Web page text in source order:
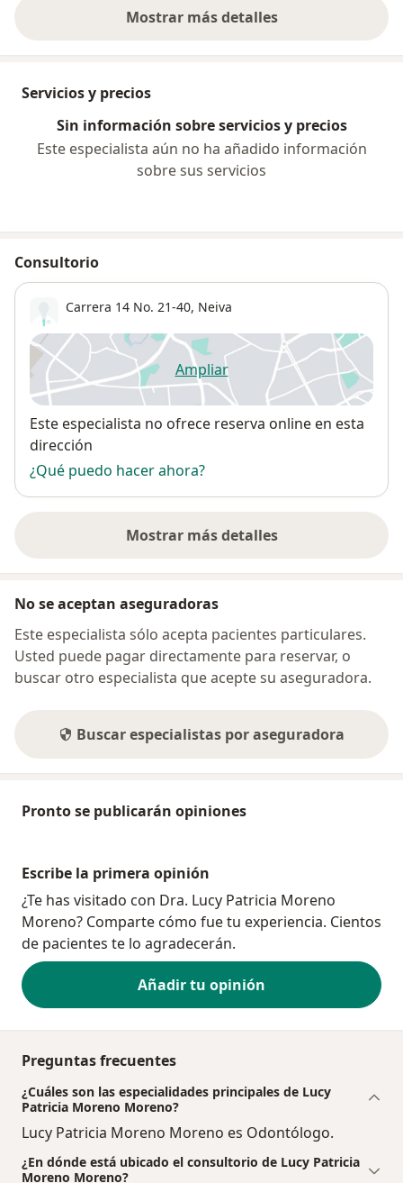
Mostrar más detalles
sobre la experiencia
Servicios y precios
Sin información sobre servicios y precios
Este especialista aún no ha añadido información
sobre sus servicios
Consultorio
Carrera 14 No. 21-40, Neiva
Ampliarse abre en una nueva
Disponibilidad
Este especialista no ofrece reserva online en esta
dirección
¿Qué puedo hacer ahora?
Mostrar más detalles
sobre la dirección
No se aceptan aseguradoras
Este especialista sólo acepta pacientes particulares.
Usted puede pagar directamente para reservar, o
buscar otro especialista que acepte su aseguradora.
Buscar especialistas por aseguradora
Pronto se publicarán opiniones
Escribe la primera opinión
¿Te has visitado con Dra. Lucy Patricia Moreno
Moreno? Comparte cómo fue tu experiencia. Cientos
de pacientes te lo agradecerán.
Añadir tu opinión
Preguntas frecuentes
¿Cuáles son las especialidades principales de Lucy
Patricia Moreno Moreno?
Lucy Patricia Moreno Moreno es Odontólogo.
¿En dónde está ubicado el consultorio de Lucy Patricia
Moreno Moreno?